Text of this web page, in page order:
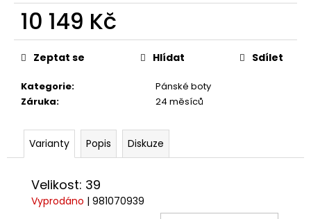
10 149 Kč
Měrná
cena:
Kategorie:
Pánské boty
Záruka: 24 měsíců
Zeptat se Hlídat Sdílet
Varianty Popis Diskuze
Velikost: 39
Vyprodáno | 981070939
044
Kč